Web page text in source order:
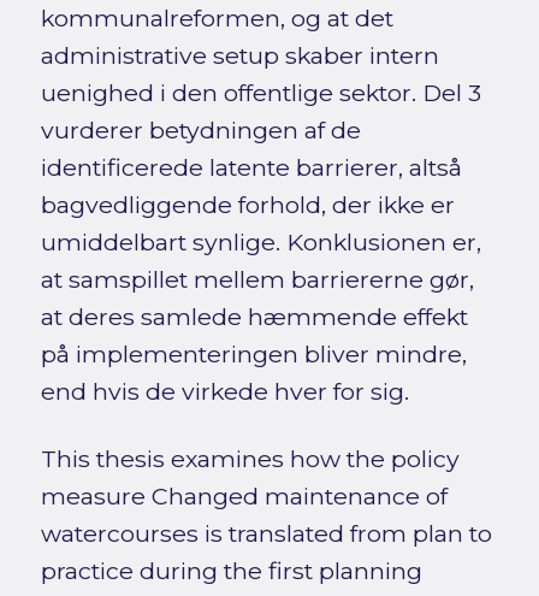
kommunalreformen, og at det
administrative setup skaber intern
uenighed i den offentlige sektor. Del 3
vurderer betydningen af de
identificerede latente barrierer, altså
bagvedliggende forhold, der ikke er
umiddelbart synlige. Konklusionen er,
at samspillet mellem barriererne gør,
at deres samlede hæmmende effekt
på implementeringen bliver mindre,
end hvis de virkede hver for sig.
This thesis examines how the policy
measure Changed maintenance of
watercourses is translated from plan to
practice during the first planning